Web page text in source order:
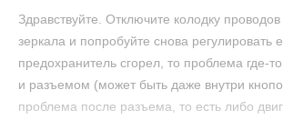
Здравствуйте. Отключите колодку
зеркала и попробуйте снова регулировать
предохранитель сгорел, то проблема где-
и разъемом (может быть даже внутри
проблема после разъема, то есть либо